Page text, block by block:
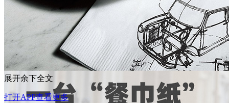
展开余下全文
打开APP查看更多